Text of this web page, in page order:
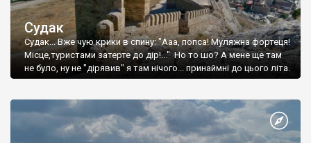
Судак
Судак... Вже чую крики в спину: "Ааа, попса! Муляжна фортеця!
Місце,туристами затерте до дір!..." Но то шо? А мене ще там
не було, ну не "дірявив" я там нічого... принаймні до цього літа.